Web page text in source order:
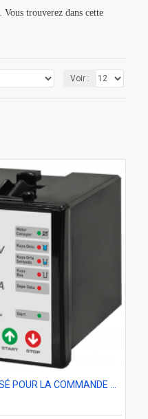
trouverez dans cette
Voir :